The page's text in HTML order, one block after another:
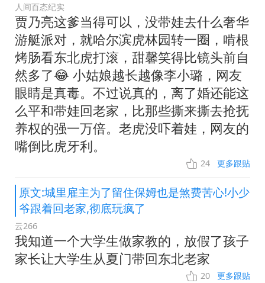
人间百态纪实
贾乃亮这爹当得可以，没带娃去什么奢华
游艇派对，就哈尔滨虎林园转一圈，啃根
烤肠看东北虎打滚，甜馨笑得比镜头前自
然多了😂 小姑娘越长越像李小璐，网友
眼睛是真毒。不过说真的，离了婚还能这
么平和带娃回老家，比那些撕来撕去抢抚
养权的强一万倍。老虎没吓着娃，网友的
嘴倒比虎牙利。
24 更多跟贴
原文:城里雇主为了留住保姆也是煞费苦心!小少
爷跟着回老家,彻底玩疯了
云266
我知道一个大学生做家教的，放假了孩子
家长让大学生从夏门带回东北老家
20 更多跟贴